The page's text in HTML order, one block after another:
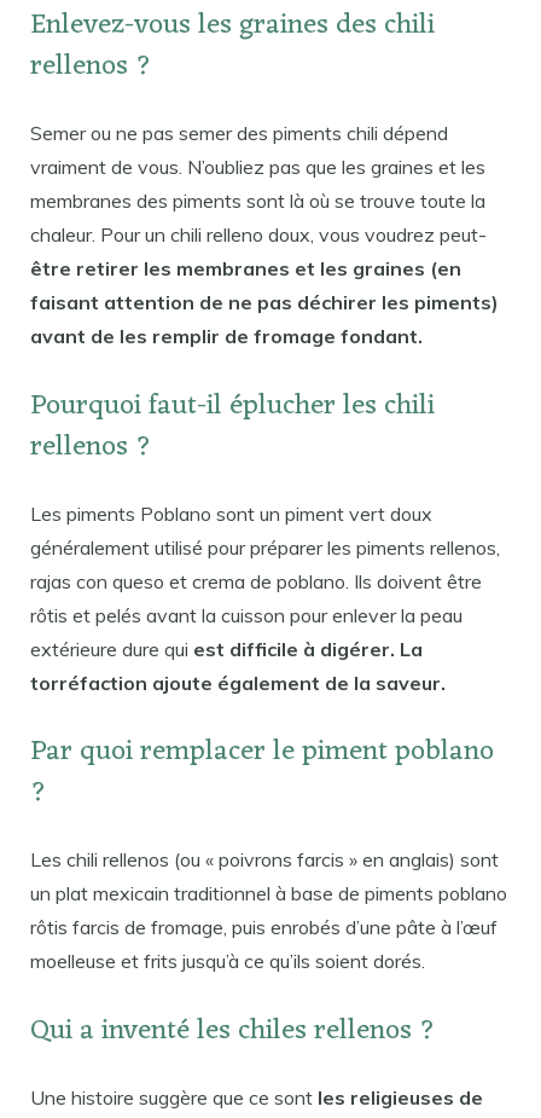
Enlevez-vous les graines des chili
rellenos ?
Semer ou ne pas semer des piments chili dépend
vraiment de vous. N’oubliez pas que les graines et les
membranes des piments sont là où se trouve toute la
chaleur. Pour un chili relleno doux, vous voudrez peut-
être retirer les membranes et les graines (en
faisant attention de ne pas déchirer les piments)
avant de les remplir de fromage fondant.
Pourquoi faut-il éplucher les chili
rellenos ?
Les piments Poblano sont un piment vert doux
généralement utilisé pour préparer les piments rellenos,
rajas con queso et crema de poblano. Ils doivent être
rôtis et pelés avant la cuisson pour enlever la peau
extérieure dure qui est difficile à digérer. La
torréfaction ajoute également de la saveur.
Par quoi remplacer le piment poblano
?
Les chili rellenos (ou « poivrons farcis » en anglais) sont
un plat mexicain traditionnel à base de piments poblano
rôtis farcis de fromage, puis enrobés d’une pâte à l’œuf
moelleuse et frits jusqu’à ce qu’ils soient dorés.
Qui a inventé les chiles rellenos ?
Une histoire suggère que ce sont les religieuses de